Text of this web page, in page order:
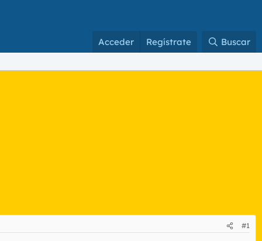
Acceder Regístrate Buscar
#1